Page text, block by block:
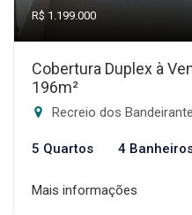
R$ 1.199.000
Cobertura Duplex à
196m²
Recreio dos
5 Quartos 4
Mais informações